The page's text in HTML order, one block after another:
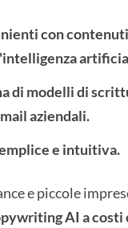
con
di modelli di
aziendali.
e intuitiva.
e piccole
AI a costi